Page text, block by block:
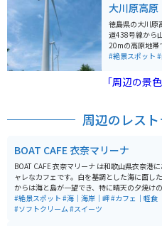
きます。また、
ても指定されて
の訪問者に開放されていま
ペースがありま
事も楽しむこと
歩5分くらいの
大川原高原
徳島県の大川原
道438号線から
20mの高原地帯
る、豊かな自然と
山々や阿讃山脈
た、村営の放牧
ており、7月上
の風車が15基
な植物が数多く
観光スポットと
#絶景スポット
「周辺の景
周辺のレス
BOAT CAFE 衣奈マリーナ
BOAT CAFE 衣奈マリーナ は和歌山県衣奈港
ャレなカフェです。白を基調とした海に面し
からは海と島が一望でき、特に晴天の夕焼け
海と島とのコントラストが絶景です。またドリ
イーツ、食事のメニューも豊富でとても美味し
#絶景スポット #海｜海岸｜岬#カフェ｜軽食
#ソフトクリーム#スイーツ